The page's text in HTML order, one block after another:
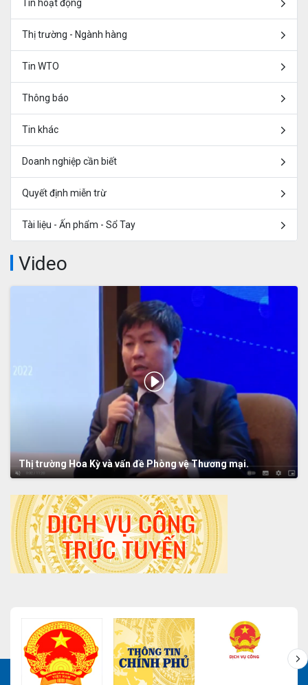
Tin hoạt động
Thị trường - Ngành hàng
Tin WTO
Thông báo
Tin khác
Doanh nghiệp cần biết
Quyết định miễn trừ
Tài liệu - Ấn phẩm - Sổ Tay
Video
Thị trường Hoa Kỳ và vấn đề Phòng vệ Thương mại.